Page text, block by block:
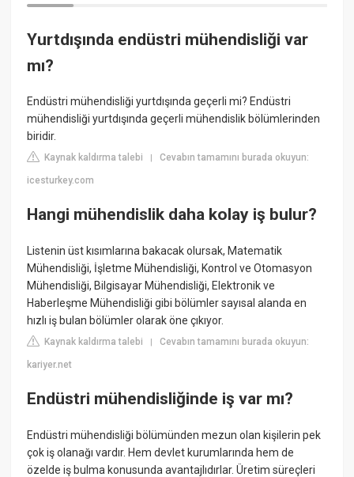
Yurtdışında endüstri mühendisliği var
mı?
Endüstri mühendisliği yurtdışında geçerli mi? Endüstri
mühendisliği yurtdışında geçerli mühendislik bölümlerinden
biridir.
Kaynak kaldırma talebi |Cevabın tamamını burada okuyun:
icesturkey.com
Hangi mühendislik daha kolay iş bulur?
Listenin üst kısımlarına bakacak olursak, Matematik
Mühendisliği, İşletme Mühendisliği, Kontrol ve Otomasyon
Mühendisliği, Bilgisayar Mühendisliği, Elektronik ve
Haberleşme Mühendisliği gibi bölümler sayısal alanda en
hızlı iş bulan bölümler olarak öne çıkıyor.
Kaynak kaldırma talebi |Cevabın tamamını burada okuyun:
kariyer.net
Endüstri mühendisliğinde iş var mı?
Endüstri mühendisliği bölümünden mezun olan kişilerin pek
çok iş olanağı vardır. Hem devlet kurumlarında hem de
özelde iş bulma konusunda avantajlıdırlar. Üretim süreçleri